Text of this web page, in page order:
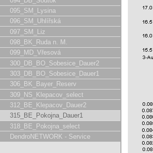
095_SM_Lysina
096_SM_Uhlířská
097_SM_Liz
098_BK_Ruda n. M.
099_MD_Vřesová
300_DB_BO_Sobesice_Dauer2
303_DB_BO_Sobesice_Dauer1
306_BK_Bayer_Reserv
309_NS_Klepacov_select
312_BE_Klepacov_Dauer2
315_BE_Pokojna_Dauer1
318_BE_Pokojna_select
DendroNETWORK - Service